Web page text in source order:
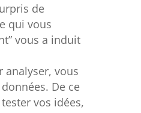
de
qui vous
vous a induit
analyser, vous
De ce
vos idées,